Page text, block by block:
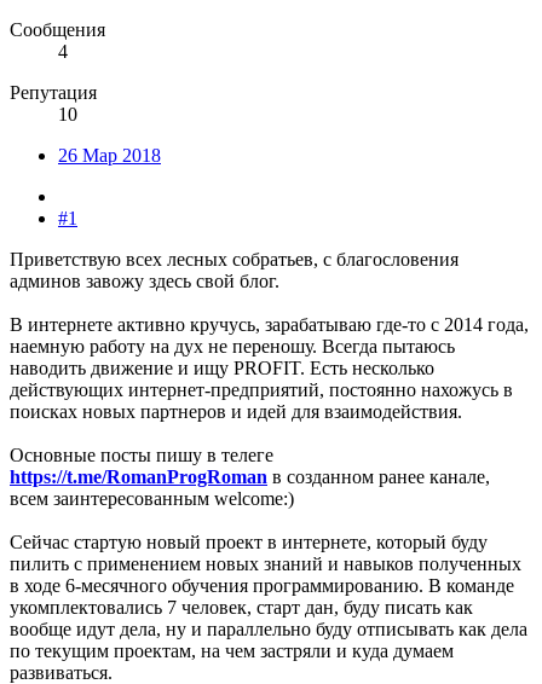
Сообщения
4
Репутация
10
26 Мар 2018
#1
Приветствую всех лесных собратьев, с благословения
админов завожу здесь свой блог.
В интернете активно кручусь, зарабатываю где-то с 2014 года,
наемную работу на дух не переношу. Всегда пытаюсь
наводить движение и ищу PROFIT. Есть несколько
действующих интернет-предприятий, постоянно нахожусь в
поисках новых партнеров и идей для взаимодействия.
Основные посты пишу в телеге
https://t.me/RomanProgRoman в созданном ранее канале,
всем заинтересованным welcome:)
Сейчас стартую новый проект в интернете, который буду
пилить с применением новых знаний и навыков полученных
в ходе 6-месячного обучения программированию. В команде
укомплектовались 7 человек, старт дан, буду писать как
вообще идут дела, ну и параллельно буду отписывать как дела
по текущим проектам, на чем застряли и куда думаем
развиваться.